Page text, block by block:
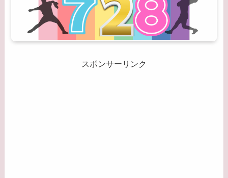
スポンサーリンク